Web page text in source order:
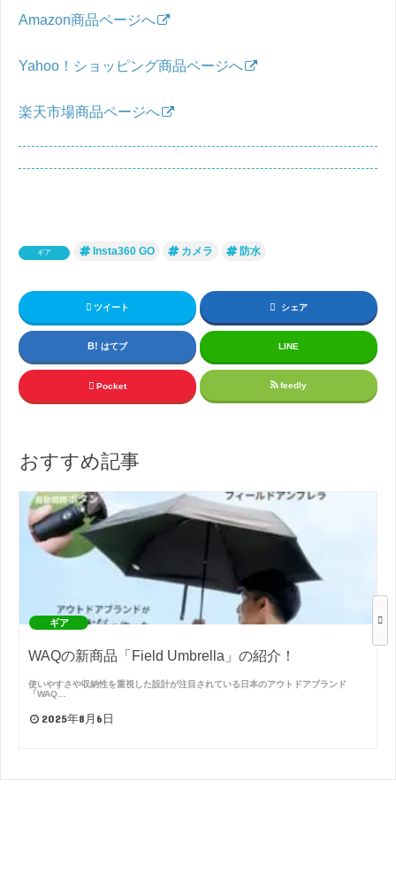
Amazon商品ページへ
Yahoo！ショッピング商品ページへ
楽天市場商品ページへ
ギア Insta360 GO カメラ 防水
ツイート シェア
はてブ LINE
Pocket feedly
おすすめ記事
ギア
WAQの新商品「Field Umbrella」の紹介！
使いやすさや収納性を重視した設計が注目されている日本のアウトドアブランド
「WAQ…
2025年8月6日